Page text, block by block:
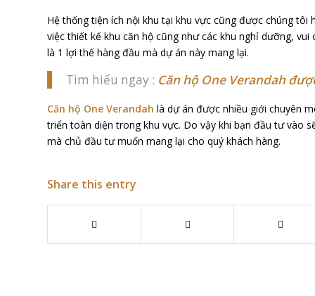
Hệ thống tiện ích nội khu tại khu vực cũng được chúng
việc thiết kế khu căn hộ cũng như các khu nghỉ dưỡng,
là 1 lợi thế hàng đầu mà dự án này mang lại.
Tìm hiểu ngay : Căn hộ One Verandah
Căn hộ One Verandah là dự án được nhiều giới chuyên
triển toàn diện trong khu vực. Do vậy khi bạn đầu tư vào
mà chủ đầu tư muốn mang lại cho quý khách hàng.
Share this entry